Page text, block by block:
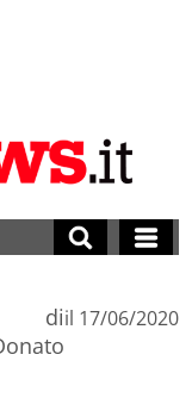
diil 17/06/2020